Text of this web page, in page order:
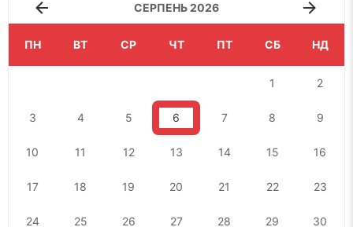
СЕРПЕНЬ 2026
ПН ВТ СР ЧТ ПТ СБ НД
1 2
3 4 5 6 7 8 9
10 11 12 13 14 15 16
17 18 19 20 21 22 23
24 25 26 27 28 29 30